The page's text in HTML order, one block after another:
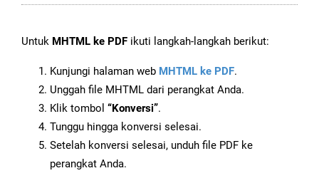
Untuk MHTML ke PDF ikuti langkah-langkah berikut:
Kunjungi halaman web MHTML ke PDF.
Unggah file MHTML dari perangkat Anda.
Klik tombol “Konversi”.
Tunggu hingga konversi selesai.
Setelah konversi selesai, unduh file PDF ke
perangkat Anda.